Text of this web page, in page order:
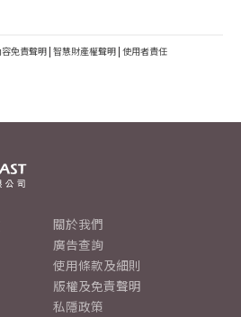
免責聲明 | 智慧財產權聲明 | 使用者責任
關於我們
廣告查詢
使用條款及細則
版權及免責聲明
私隱政策